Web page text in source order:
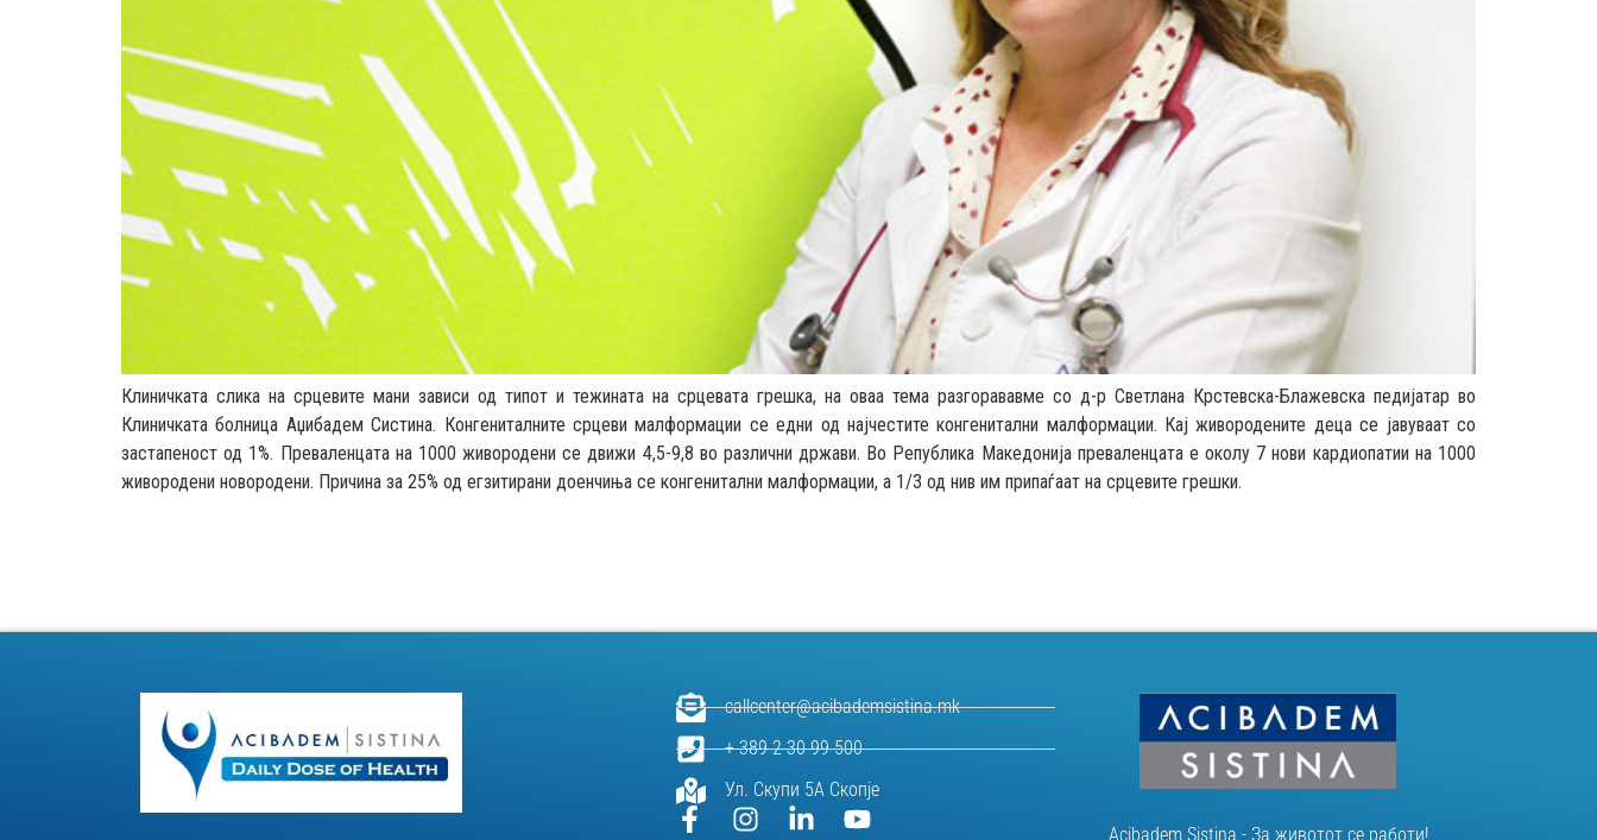
Клиничката слика на срцевите мани зависи од типот и тежината на срцевата грешка, на оваа тема разгорававме со д-р Светлана Крстевска-Блажевска педијатар во
Клиничката болница Аџибадем Систина. Конгениталните срцеви малформации се едни од најчестите конгенитални малформации. Кај живородените деца се јавуваат со
застапеност од 1%. Преваленцата на 1000 живородени се движи 4,5-9,8 во различни држави. Во Република Македонија преваленцата е околу 7 нови кардиопатии на 1000
живородени новородени. Причина за 25% од егзитирани доенчиња се конгенитални малформации, а 1/3 од нив им припаѓаат на срцевите грешки.
callcenter@acibademsistina.mk
+ 389 2 30 99 500
Ул. Скупи 5А Скопје
Acibadem Sistina - За животот се работи!